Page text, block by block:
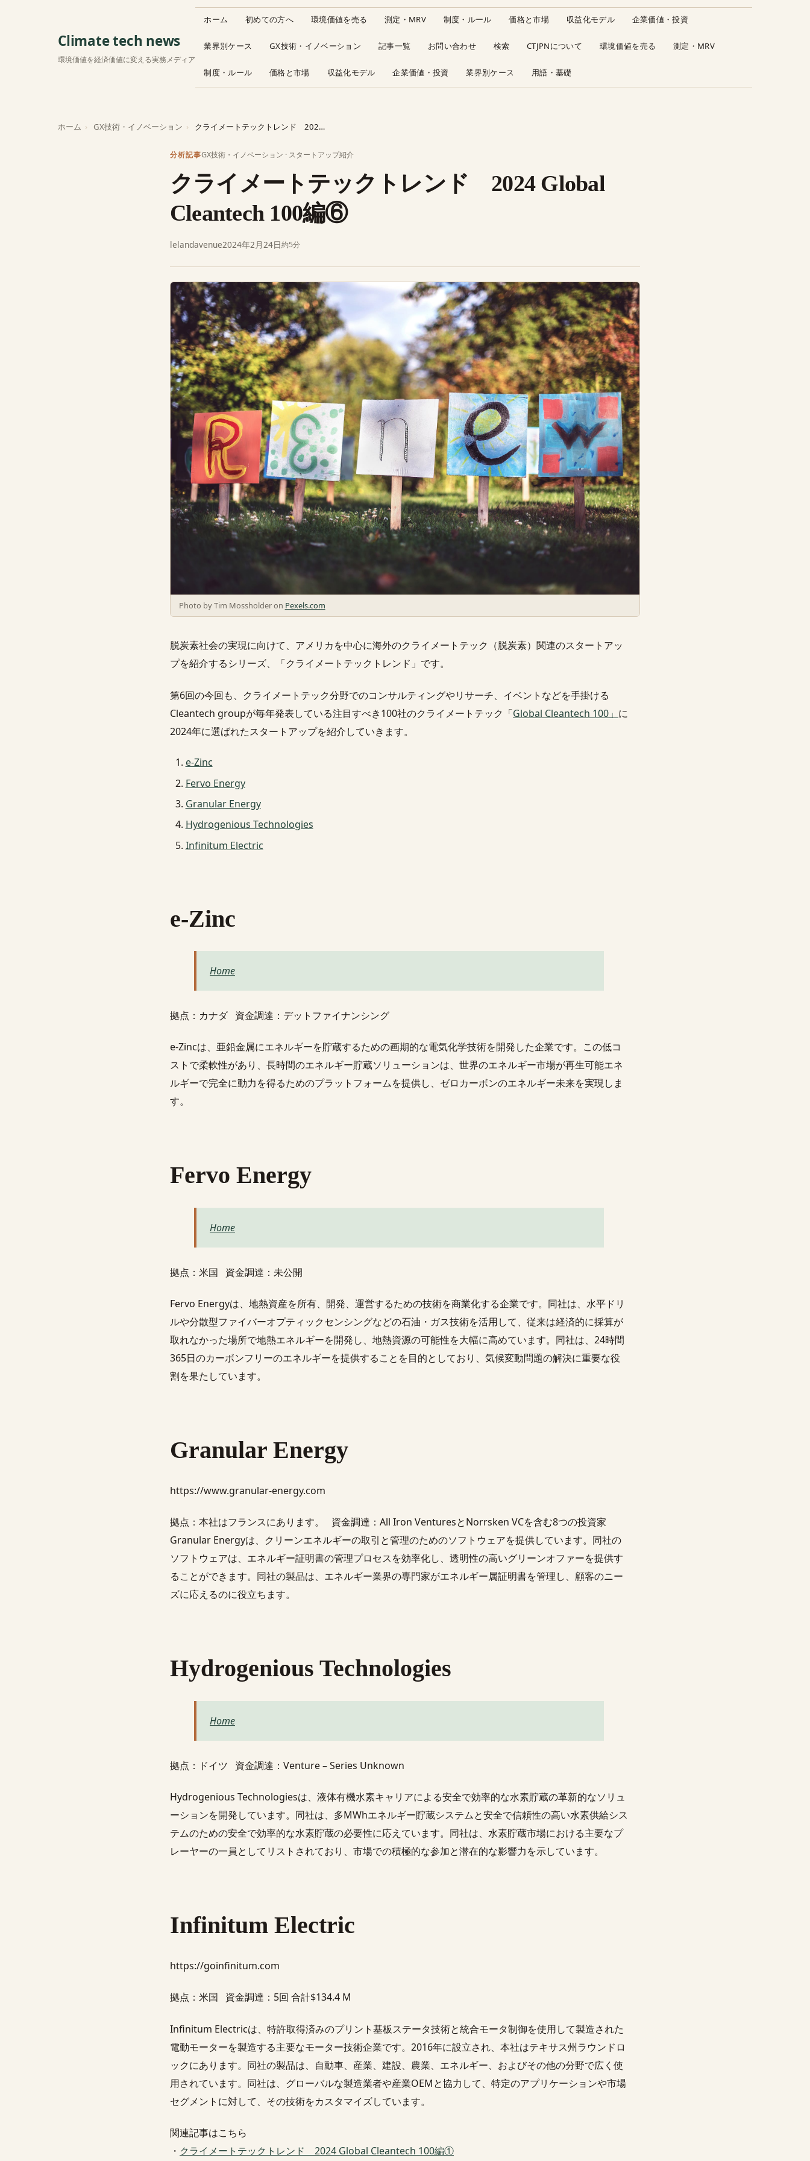
Climate tech news
環境価値を経済価値に変える実務メディア
ホーム 初めての方へ 環境価値を売る 測定・MRV 制度・ルール 価格と市場 収益化モデル 企業価値・投資
業界別ケース GX技術・イノベーション 記事一覧 お問い合わせ 検索 CTJPNについて 環境価値を売る 測定・MRV
制度・ルール 価格と市場 収益化モデル 企業価値・投資 業界別ケース 用語・基礎
ホーム GX技術・イノベーション クライメートテックトレンド 2024 Global Cleantech 100編⑥
分析記事GX技術・イノベーション · スタートアップ紹介
クライメートテックトレンド 2024 Global
Cleantech 100編⑥
lelandavenue2024年2月24日約5分
Photo by Tim Mossholder on Pexels.com
脱炭素社会の実現に向けて、アメリカを中心に海外のクライメートテック（脱炭素）関連のスタートアッ
プを紹介するシリーズ、「クライメートテックトレンド」です。
第6回の今回も、クライメートテック分野でのコンサルティングやリサーチ、イベントなどを手掛ける
Cleantech groupが毎年発表している注目すべき100社のクライメートテック「Global Cleantech 100」 に
2024年に選ばれたスタートアップを紹介していきます。
e-Zinc
Fervo Energy
Granular Energy
Hydrogenious Technologies
Infinitum Electric
e-Zinc
Home
拠点：カナダ 資金調達：デットファイナンシング
e-Zincは、亜鉛金属にエネルギーを貯蔵するための画期的な電気化学技術を開発した企業です。この低コ
ストで柔軟性があり、長時間のエネルギー貯蔵ソリューションは、世界のエネルギー市場が再生可能エネ
ルギーで完全に動力を得るためのプラットフォームを提供し、ゼロカーボンのエネルギー未来を実現しま
す。
Fervo Energy
Home
拠点：米国 資金調達：未公開
Fervo Energyは、地熱資産を所有、開発、運営するための技術を商業化する企業です。同社は、水平ドリ
ルや分散型ファイバーオプティックセンシングなどの石油・ガス技術を活用して、従来は経済的に採算が
取れなかった場所で地熱エネルギーを開発し、地熱資源の可能性を大幅に高めています。同社は、24時間
365日のカーボンフリーのエネルギーを提供することを目的としており、気候変動問題の解決に重要な役
割を果たしています。
Granular Energy
https://www.granular-energy.com
拠点：本社はフランスにあります。 資金調達：All Iron VenturesとNorrsken VCを含む8つの投資家
Granular Energyは、クリーンエネルギーの取引と管理のためのソフトウェアを提供しています。同社の
ソフトウェアは、エネルギー証明書の管理プロセスを効率化し、透明性の高いグリーンオファーを提供す
ることができます。同社の製品は、エネルギー業界の専門家がエネルギー属証明書を管理し、顧客のニー
ズに応えるのに役立ちます。
Hydrogenious Technologies
Home
拠点：ドイツ 資金調達：Venture – Series Unknown
Hydrogenious Technologiesは、液体有機水素キャリアによる安全で効率的な水素貯蔵の革新的なソリュ
ーションを開発しています。同社は、多MWhエネルギー貯蔵システムと安全で信頼性の高い水素供給シス
テムのための安全で効率的な水素貯蔵の必要性に応えています。同社は、水素貯蔵市場における主要なプ
レーヤーの一員としてリストされており、市場での積極的な参加と潜在的な影響力を示しています。
Infinitum Electric
https://goinfinitum.com
拠点：米国 資金調達：5回 合計$134.4 M
Infinitum Electricは、特許取得済みのプリント基板ステータ技術と統合モータ制御を使用して製造された
電動モーターを製造する主要なモーター技術企業です。2016年に設立され、本社はテキサス州ラウンドロ
ックにあります。同社の製品は、自動車、産業、建設、農業、エネルギー、およびその他の分野で広く使
用されています。同社は、グローバルな製造業者や産業OEMと協力して、特定のアプリケーションや市場
セグメントに対して、その技術をカスタマイズしています。
関連記事はこちら
・ クライメートテックトレンド 2024 Global Cleantech 100編①